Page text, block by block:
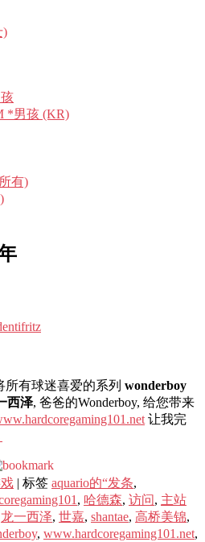
)
*男孩 (KR)
有)
有球迷喜爱的系列 wonderboy
西泽, 爸爸的Wonderboy, 给您带来
让我完
| 标签 aquario的“发条,
, 哈德森, 访问, 主站
龙一西泽, 世嘉, shantae, 高桥美锦,
, www.hardcoregaming101.net,